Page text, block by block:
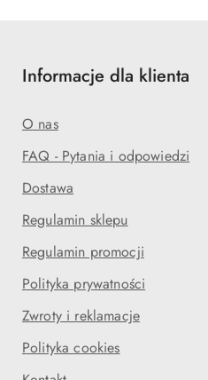
Informacje dla klienta
O nas
FAQ - Pytania i odpowiedzi
Dostawa
Regulamin sklepu
Regulamin promocji
Polityka prywatności
Zwroty i reklamacje
Polityka cookies